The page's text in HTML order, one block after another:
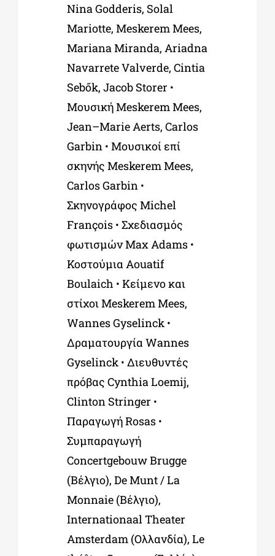
NinaGodderis, Solal
Mariotte,MeskeremMees,
MarianaMiranda,Ariadna
NavarreteValverde,Cintia
Sebők,Jacob Storer •
ΜουσικήMeskeremMees,
Jean–MarieAerts,Carlos
Garbin •Μουσικοί επί
σκηνήςMeskeremMees,
CarlosGarbin •
ΣκηνογράφοςMichel
François •Σχεδιασμός
φωτισμώνMaxAdams •
ΚοστούμιαAouatif
Boulaich •Κείμενο και
στίχοιMeskeremMees,
WannesGyselinck •
ΔραματουργίαWannes
Gyselinck •Διευθυντές
πρόβαςCynthiaLoemij,
Clinton Stringer •
ΠαραγωγήRosas •
Συμπαραγωγή
ConcertgebouwBrugge
(Βέλγιο),DeMunt/La
Monnaie (Βέλγιο),
InternationaalTheater
Amsterdam (Ολλανδία),Le